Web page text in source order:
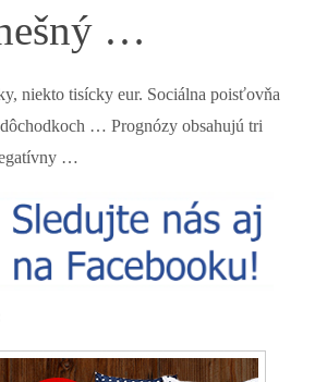
…
niekto tisícky eur. Sociálna poisťovňa
… Prognózy obsahujú tri
…